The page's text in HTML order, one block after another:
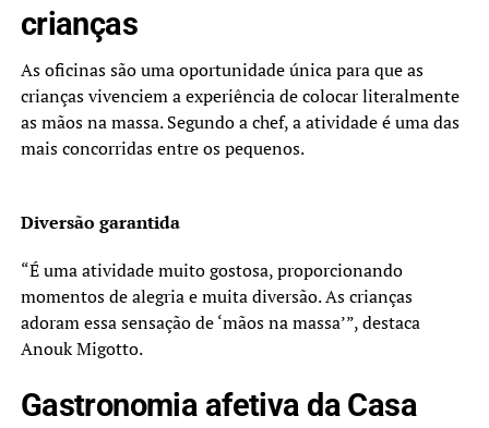
crianças
As oficinas são uma oportunidade única para que as
crianças vivenciem a experiência de colocar literalmente
as mãos na massa. Segundo a chef, a atividade é uma das
mais concorridas entre os pequenos.
Diversão garantida
“É uma atividade muito gostosa, proporcionando
momentos de alegria e muita diversão. As crianças
adoram essa sensação de ‘mãos na massa’”, destaca
Anouk Migotto.
Gastronomia afetiva da Casa